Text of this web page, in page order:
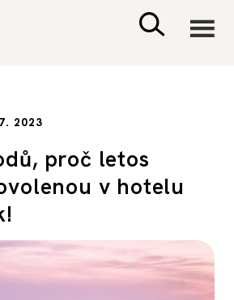
PSYCHOLOGIE
SEX A VZTAHY
2023
proč letos
v hotelu